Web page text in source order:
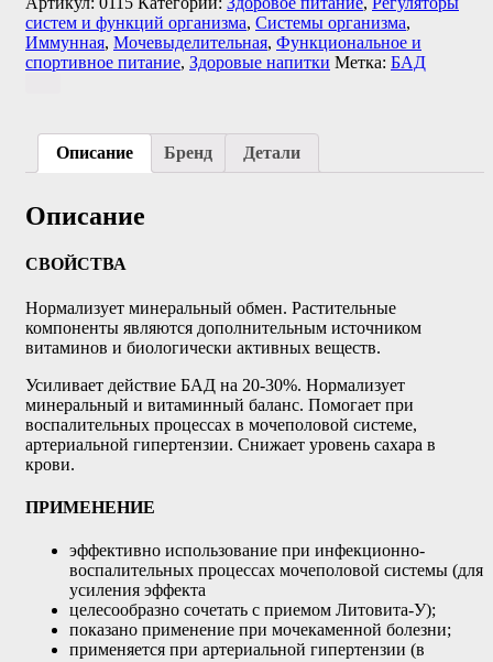
систем и функций организма, Системы организма,
Иммунная, Мочевыделительная, Функциональное и
спортивное питание, Здоровые напитки Метка: БАД
Описание Бренд Детали
Описание
СВОЙСТВА
Нормализует минеральный обмен. Растительные
компоненты являются дополнительным источником
витаминов и биологически активных веществ.
Усиливает действие БАД на 20-30%. Нормализует
минеральный и витаминный баланс. Помогает при
воспалительных процессах в мочеполовой системе,
артериальной гипертензии. Снижает уровень сахара в
крови.
ПРИМЕНЕНИЕ
эффективно использование при инфекционно-
воспалительных процессах мочеполовой системы (для
усиления эффекта
целесообразно сочетать с приемом Литовита-У);
показано применение при мочекаменной болезни;
применяется при артериальной гипертензии (в